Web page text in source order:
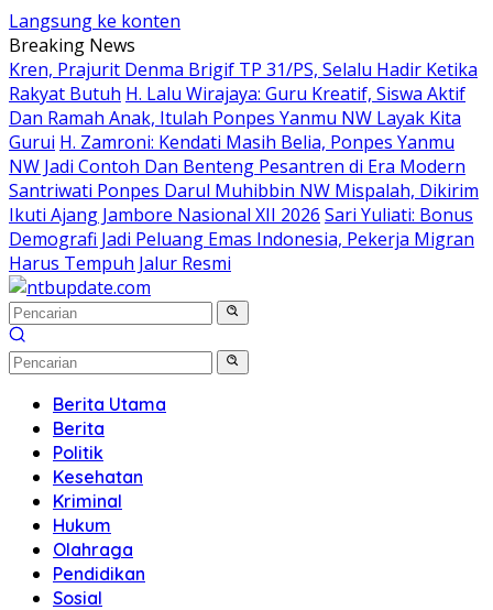
Langsung ke konten
Breaking News
Kren, Prajurit Denma Brigif TP 31/PS, Selalu Hadir Ketika
Rakyat Butuh H. Lalu Wirajaya: Guru Kreatif, Siswa Aktif
Dan Ramah Anak, Itulah Ponpes Yanmu NW Layak Kita
Gurui H. Zamroni: Kendati Masih Belia, Ponpes Yanmu
NW Jadi Contoh Dan Benteng Pesantren di Era Modern
Santriwati Ponpes Darul Muhibbin NW Mispalah, Dikirim
Ikuti Ajang Jambore Nasional XII 2026 Sari Yuliati: Bonus
Demografi Jadi Peluang Emas Indonesia, Pekerja Migran
Harus Tempuh Jalur Resmi
Berita Utama
Berita
Politik
Kesehatan
Kriminal
Hukum
Olahraga
Pendidikan
Sosial